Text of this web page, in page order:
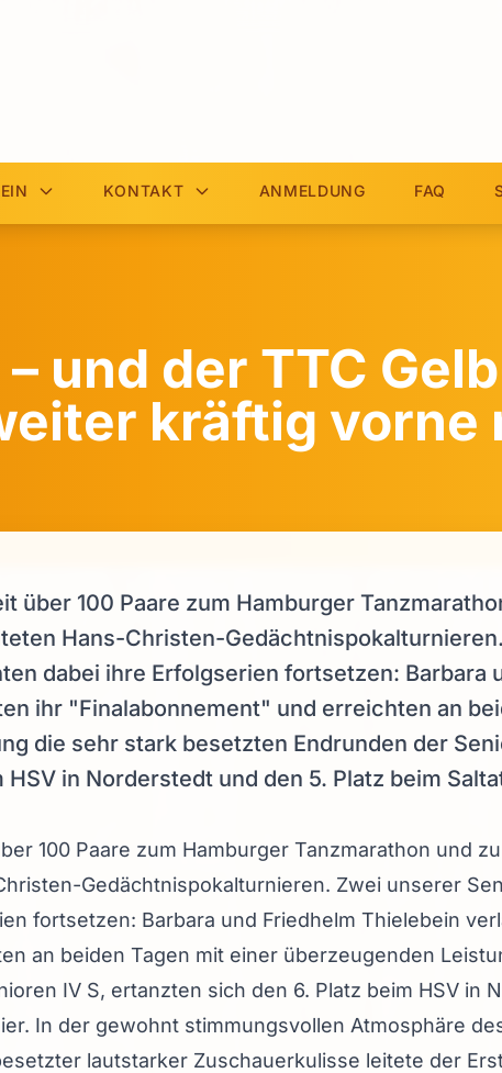
KONTAKT ANMELDUNG FAQ
und der TTC
kräftig vorne
über 100 Paare zum Hamburger
Hans-Christen-
dabei ihre Erfolgserien fortsetzen: Barbara
ihr "Finalabonnement" und erreichten an
die sehr stark besetzten Endrunden der
in Norderstedt und den 5. Platz beim
100 Paare zum Hamburger Tanzmarathon und
Gedächtnispokalturnieren. Zwei unserer
fortsetzen: Barbara und Friedhelm Thielebein
an beiden Tagen mit einer überzeugenden
IV S, ertanzten sich den 6. Platz beim HSV in
In der gewohnt stimmungsvollen Atmosphäre
lautstarker Zuschauerkulisse leitete der